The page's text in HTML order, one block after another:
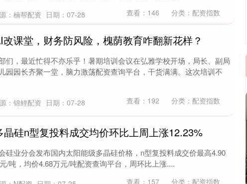
：楠帮配资 日期：07-28 查看： 146 分类： 配资指数
课堂，财务防风险，槐荫教育咋翻新花样？
们，最近忙得不亦乐乎！暑期培训会议在弘雅学校开场，局长、副局
园园长齐聚一堂，脑力激荡配资查询平台，干货满满。这次培训不
：锦鲤配资 日期：07-28 查看： 192 分类： 配资指数
硅n型复投料成交均价环比上周上涨12.23%
硅业分会发布国内太阳能级多晶硅价格，n型复投料成交价最高4.90
/吨，均价4.68万元/吨配资查询平台，周环比上涨....
查看： 157 分类： 配资指数